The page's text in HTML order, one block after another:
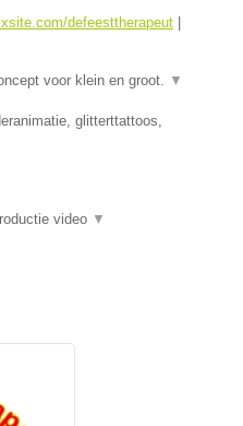
defeesttherapeut |
voor klein en groot. ▼
glitterttattoos,
video ▼